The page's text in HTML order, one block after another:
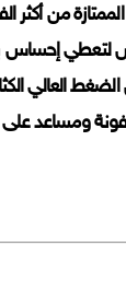
من أكثر
الملمس لتعطي
بالفرشة من